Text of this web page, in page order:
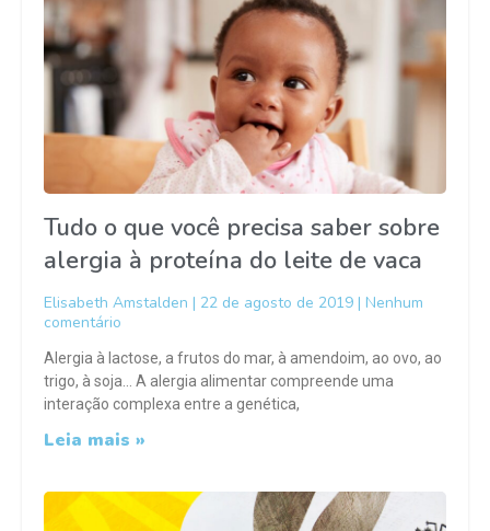
Tudo o que você precisa saber sobre
alergia à proteína do leite de vaca
Elisabeth Amstalden 22 de agosto de 2019
Nenhum
comentário
Alergia à lactose, a frutos do mar, à amendoim, ao ovo, ao
trigo, à soja… A alergia alimentar compreende uma
interação complexa entre a genética,
Leia mais »